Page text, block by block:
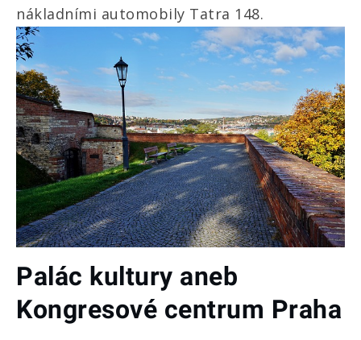
nákladními automobily Tatra 148.
Palác kultury aneb
Kongresové centrum Praha